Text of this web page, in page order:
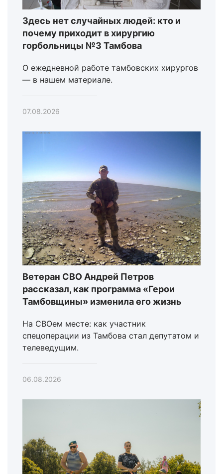
Здесь нет случайных людей: кто и
почему приходит в хирургию
горбольницы №3 Тамбова
О ежедневной работе тамбовских хирургов
— в нашем материале.
07.08.2026
Ветеран СВО Андрей Петров
рассказал, как программа «Герои
Тамбовщины» изменила его жизнь
На СВОем месте: как участник
спецоперации из Тамбова стал депутатом и
телеведущим.
06.08.2026